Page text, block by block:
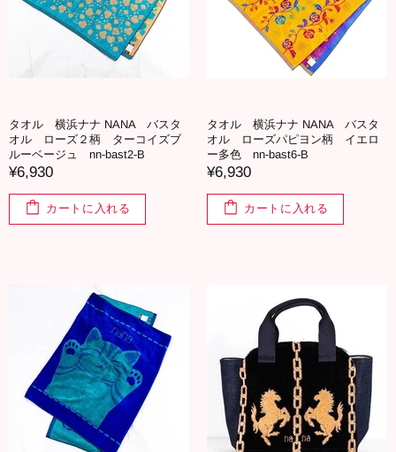
タオル 横浜ナナ NANA バスタ
オル ローズ２柄 ターコイズブ
ルーベージュ nn-bast2-B
¥6,930
カートに入れる
タオル 横浜ナナ NANA バスタ
オル ローズパピヨン柄 イエロ
ー多色 nn-bast6-B
¥6,930
カートに入れる